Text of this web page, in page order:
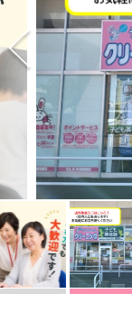
無
受付